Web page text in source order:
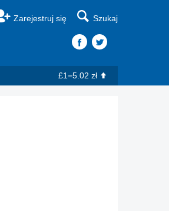
Zarejestruj się Szukaj
£1=5.02 zł